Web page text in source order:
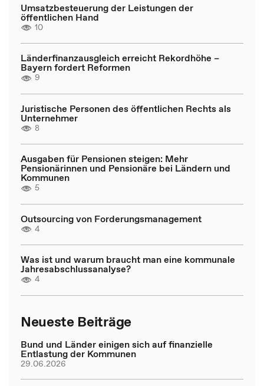
Umsatzbesteuerung der Leistungen der
öffentlichen Hand
10
Länderfinanzausgleich erreicht Rekordhöhe –
Bayern fordert Reformen
9
Juristische Personen des öffentlichen Rechts als
Unternehmer
8
Ausgaben für Pensionen steigen: Mehr
Pensionärinnen und Pensionäre bei Ländern und
Kommunen
5
Outsourcing von Forderungsmanagement
4
Was ist und warum braucht man eine kommunale
Jahresabschlussanalyse?
4
Neueste Beiträge
Bund und Länder einigen sich auf finanzielle
Entlastung der Kommunen
29.06.2026